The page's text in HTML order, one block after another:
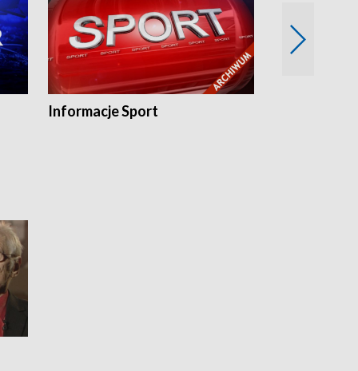
Informacje Sport